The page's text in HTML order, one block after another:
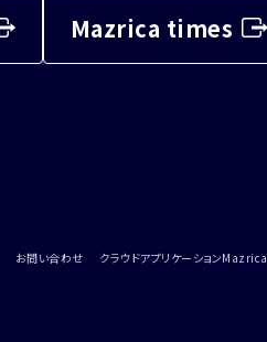
Mazrica times
お問い合わせ クラウドアプリケーション